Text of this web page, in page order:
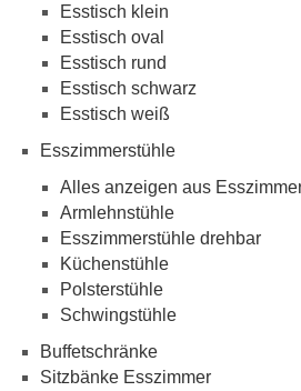
Esstisch klein
Esstisch oval
Esstisch rund
Esstisch schwarz
Esstisch weiß
Esszimmerstühle
Alles anzeigen aus
Armlehnstühle
Esszimmerstühle drehbar
Küchenstühle
Polsterstühle
Schwingstühle
Buffetschränke
Sitzbänke Esszimmer